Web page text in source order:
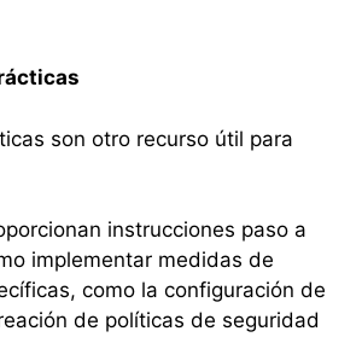
son otro recurso útil para
instrucciones paso a
implementar medidas de
como la configuración de
de políticas de seguridad